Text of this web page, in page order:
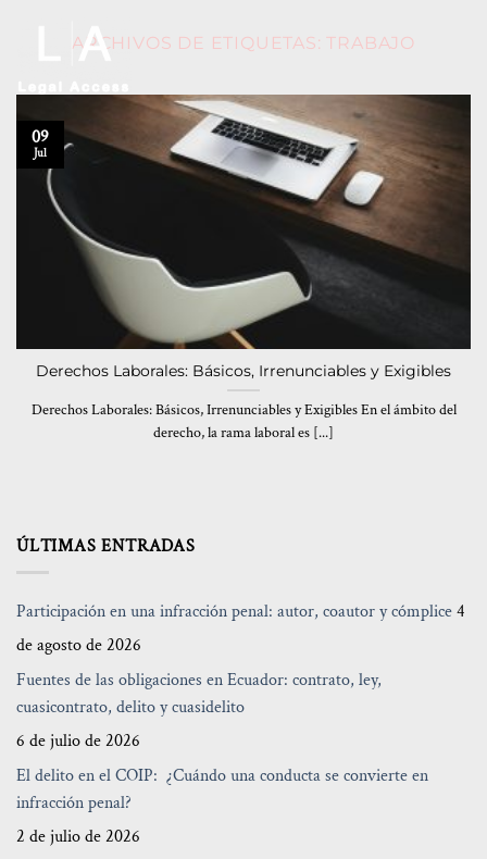
ARCHIVOS DE ETIQUETAS:TRABAJO
ÚLTIMAS ENTRADAS
Participación en una infracción penal: autor, coautor y cómplice4
de agosto de 2026
Fuentes de las obligaciones en Ecuador: contrato, ley,
cuasicontrato, delito y cuasidelito
6 de julio de 2026
El delito en el COIP: ¿Cuándo una conducta se convierte en
infracción penal?
2 de julio de 2026
Derechos Laborales: Básicos, Irrenunciables y Exigibles
Derechos Laborales: Básicos, Irrenunciables y Exigibles En el ámbito del
derecho, la rama laboral es [...]
09
Jul